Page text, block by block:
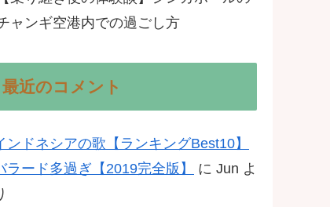
ャンギ空港内での過ごし方
最近のコメント
ンドネシアの歌【ランキングBest10】
ラード多過ぎ【2019完全版】
に Jun よ